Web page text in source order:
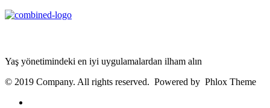
Yaş yönetimindeki en iyi uygulamalardan ilham alın
© 2019 Company. All rights reserved. Powered by Phlox Theme